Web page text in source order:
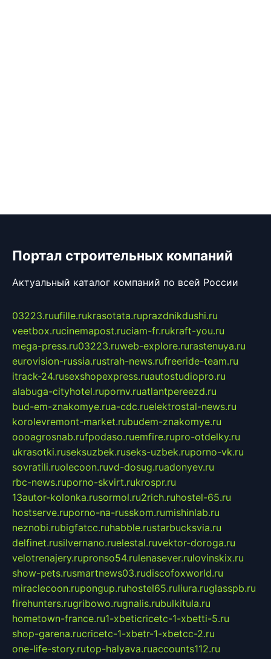
Портал строительных компаний
Актуальный каталог компаний по всей России
03223.ruufille.rukrasotata.ruprazdnikdushi.ru
veetbox.rucinemapost.ruciam-fr.rukraft-you.ru
mega-press.ru03223.ruweb-explore.rurastenuya.ru
eurovision-russia.rustrah-news.rufreeride-team.ru
itrack-24.rusexshopexpress.ruautostudiopro.ru
alabuga-cityhotel.rupornv.ruatlantpereezd.ru
bud-em-znakomye.rua-cdc.ruelektrostal-news.ru
korolevremont-market.rubudem-znakomye.ru
oooagrosnab.rufpodaso.ruemfire.rupro-otdelky.ru
ukrasotki.ruseksuzbek.ruseks-uzbek.ruporno-vk.ru
sovratili.ruolecoon.ruvd-dosug.ruadonyev.ru
rbc-news.ruporno-skvirt.rukrospr.ru
13autor-kolonka.rusormol.ru2rich.ruhostel-65.ru
hostserve.ruporno-na-russkom.rumishinlab.ru
neznobi.rubigfatcc.ruhabble.rustarbucksvia.ru
delfinet.rusilvernano.ruelestal.ruvektor-doroga.ru
velotrenajery.rupronso54.rulenasever.rulovinskix.ru
show-pets.rusmartnews03.rudiscofoxworld.ru
miraclecoon.rupongup.ruhostel65.ruliura.ruglasspb.ru
firehunters.rugribowo.rugnalis.rubulkitula.ru
hometown-france.ru1-xbeticricetc-1-xbetti-5.ru
shop-garena.rucricetc-1-xbetr-1-xbetcc-2.ru
one-life-story.rutop-halyava.ruaccounts112.ru